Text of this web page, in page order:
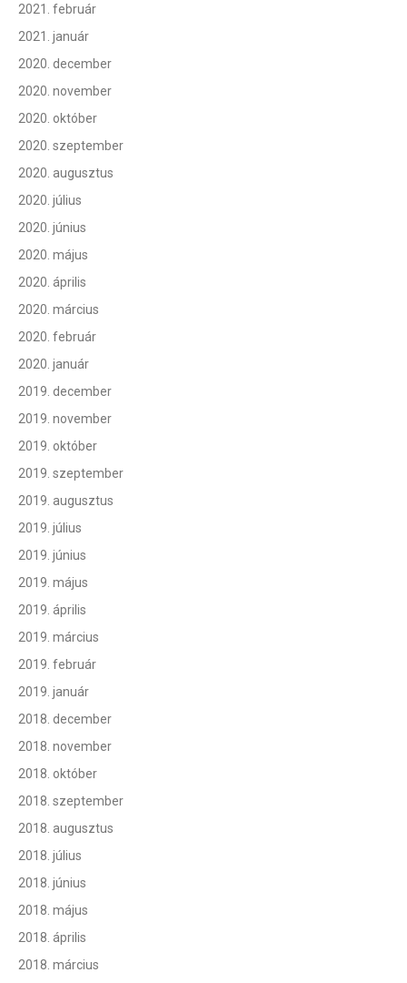
2021. február
2021. január
2020. december
2020. november
2020. október
2020. szeptember
2020. augusztus
2020. július
2020. június
2020. május
2020. április
2020. március
2020. február
2020. január
2019. december
2019. november
2019. október
2019. szeptember
2019. augusztus
2019. július
2019. június
2019. május
2019. április
2019. március
2019. február
2019. január
2018. december
2018. november
2018. október
2018. szeptember
2018. augusztus
2018. július
2018. június
2018. május
2018. április
2018. március